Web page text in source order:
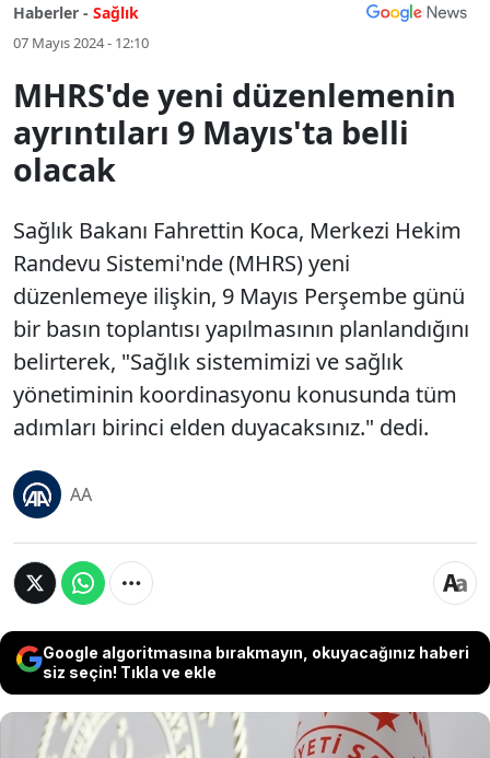
Haberler - Sağlık
07 Mayıs 2024 - 12:10
MHRS'de yeni düzenlemenin
ayrıntıları 9 Mayıs'ta belli
olacak
Sağlık Bakanı Fahrettin Koca, Merkezi Hekim
Randevu Sistemi'nde (MHRS) yeni
düzenlemeye ilişkin, 9 Mayıs Perşembe günü
bir basın toplantısı yapılmasının planlandığını
belirterek, "Sağlık sistemimizi ve sağlık
yönetiminin koordinasyonu konusunda tüm
adımları birinci elden duyacaksınız." dedi.
AA
Google algoritmasına bırakmayın, okuyacağınız haberi
siz seçin! Tıkla ve ekle